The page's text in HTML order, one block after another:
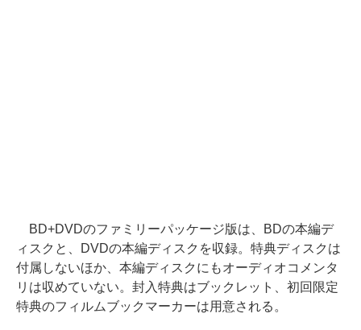
BD+DVDのファミリーパッケージ版は、BDの本編デ
ィスクと、DVDの本編ディスクを収録。特典ディスクは
付属しないほか、本編ディスクにもオーディオコメンタ
リは収めていない。封入特典はブックレット、初回限定
特典のフィルムブックマーカーは用意される。